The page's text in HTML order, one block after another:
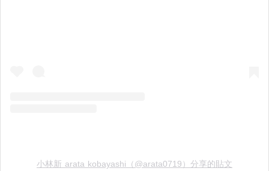
小林新 arata kobayashi（@arata0719）分享的貼文